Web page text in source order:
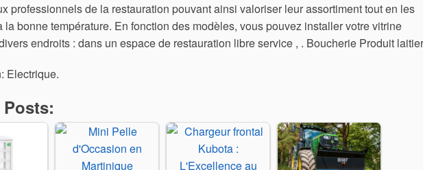
professionnels de la restauration pouvant ainsi valoriser leur assortiment tout en les
la bonne température. En fonction des modèles, vous pouvez installer votre vitrine
endroits : dans un espace de restauration libre service , . Boucherie Produit
Electrique.
Posts: